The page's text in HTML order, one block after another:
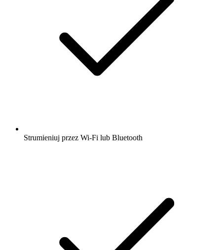
Strumieniuj przez Wi-Fi lub Bluetooth